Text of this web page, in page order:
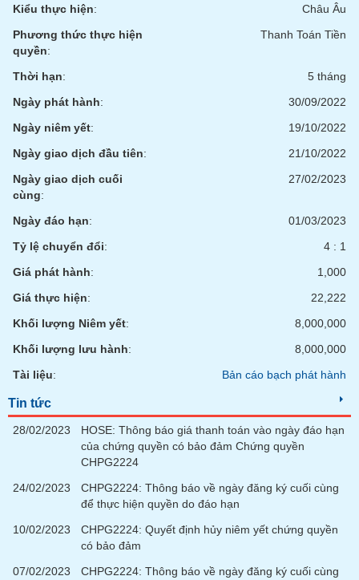
Kiểu thực hiện:
Châu Âu
Phương thức thực hiện
quyền:
Thanh Toán Tiền
Thời hạn:
5 tháng
Ngày phát hành:
30/09/2022
Ngày niêm yết:
19/10/2022
Ngày giao dịch đầu tiên:
21/10/2022
Ngày giao dịch cuối
cùng:
27/02/2023
Ngày đáo hạn:
01/03/2023
Tỷ lệ chuyển đổi:
4 : 1
Giá phát hành:
1,000
Giá thực hiện:
22,222
Khối lượng Niêm yết:
8,000,000
Khối lượng lưu hành:
8,000,000
Tài liệu: Bản cáo bạch phát hành
Tin tức
28/02/2023
HOSE: Thông báo giá thanh toán vào ngày đáo hạn
của chứng quyền có bảo đảm Chứng quyền
CHPG2224
24/02/2023
CHPG2224: Thông báo về ngày đăng ký cuối cùng
để thực hiện quyền do đáo hạn
10/02/2023
CHPG2224: Quyết định hủy niêm yết chứng quyền
có bảo đảm
07/02/2023
CHPG2224: Thông báo về ngày đăng ký cuối cùng